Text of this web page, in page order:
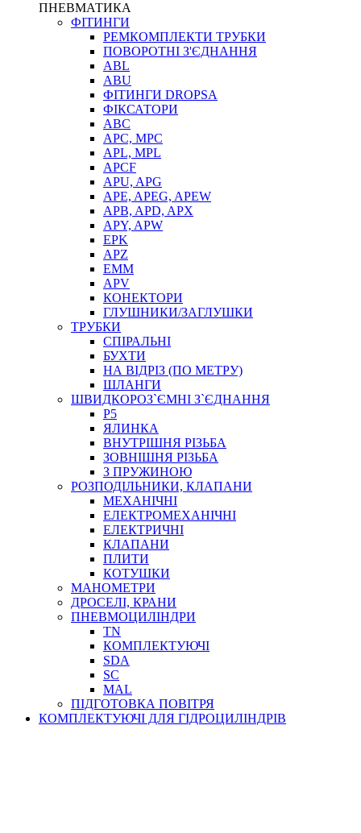
ПНЕВМАТИКА
ФІТИНГИ
РЕМКОМПЛЕКТИ ТРУБКИ
ПОВОРОТНІ З'ЄДНАННЯ
ABL
ABU
ФІТИНГИ DROPSA
ФІКСАТОРИ
ABC
APC, MPC
APL, MPL
APCF
APU, APG
APE, APEG, APEW
APB, APD, APX
APY, APW
EPK
APZ
EMM
APV
КОНЕКТОРИ
ГЛУШНИКИ/ЗАГЛУШКИ
ТРУБКИ
СПІРАЛЬНІ
БУХТИ
НА ВІДРІЗ (ПО МЕТРУ)
ШЛАНГИ
ШВИДКОРОЗ`ЄМНІ З`ЄДНАННЯ
P5
ЯЛИНКА
ВНУТРІШНЯ РІЗЬБА
ЗОВНІШНЯ РІЗЬБА
З ПРУЖИНОЮ
РОЗПОДІЛЬНИКИ, КЛАПАНИ
МЕХАНІЧНІ
ЕЛЕКТРОМЕХАНІЧНІ
ЕЛЕКТРИЧНІ
КЛАПАНИ
ПЛИТИ
КОТУШКИ
МАНОМЕТРИ
ДРОСЕЛІ, КРАНИ
ПНЕВМОЦИЛІНДРИ
TN
КОМПЛЕКТУЮЧІ
SDA
SC
MAL
ПІДГОТОВКА ПОВІТРЯ
КОМПЛЕКТУЮЧІ ДЛЯ ГІДРОЦИЛІНДРІВ